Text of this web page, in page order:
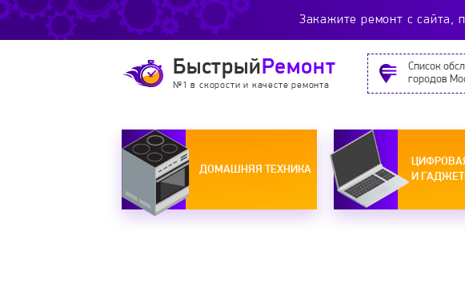
Закажите ремонт c сайта,
Быстрый Ремонт
№1 в скорости и качесте ремонта
Cписок
городов
ДОМАШНЯЯ ТЕХНИКА
И